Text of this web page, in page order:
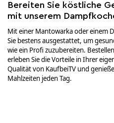
Bereiten Sie köstliche
mit unserem
Mit einer Mantowarka oder einem
Sie bestens ausgestattet, um
wie ein Profi zuzubereiten.
erleben Sie die Vorteile in Ihrer
Qualität von KaufbeiTV und
Mahlzeiten jeden Tag.